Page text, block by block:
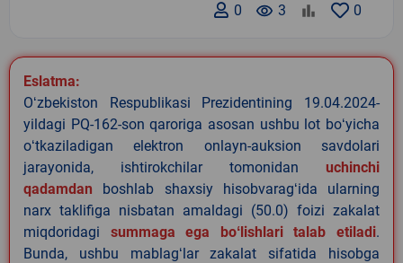
0
remove_red_eye 3
0
Eslatma:
Oʻzbekiston Respublikasi Prezidentining 19.04.2024-
yildagi PQ-162-son qaroriga asosan ushbu lot boʻyicha
oʻtkaziladigan elektron onlayn-auksion savdolari
jarayonida, ishtirokchilar tomonidan uchinchi
qadamdan boshlab shaxsiy hisobvaragʻida ularning
narx taklifiga nisbatan amaldagi (50.0) foizi zakalat
miqdoridagi summaga ega boʻlishlari talab etiladi.
Bunda, ushbu mablagʻlar zakalat sifatida hisobga